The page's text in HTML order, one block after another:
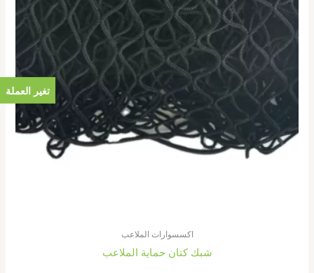
اكسسوارات الملاعب
شبك كتان حماية الملاعب
تغير العملة